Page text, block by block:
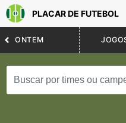
PLACAR DE FUTEBOL
ONTEM